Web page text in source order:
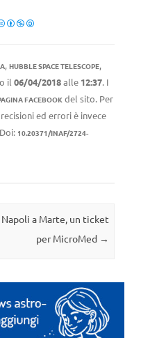
, HUBBLE SPACE TELESCOPE,
il 06/04/2018alle 12:37. I
FACEBOOK del sito. Per
ed errori è invece
Doi: 10.20371/INAF/2724-
Napoli a Marte, un ticket
per MicroMed →